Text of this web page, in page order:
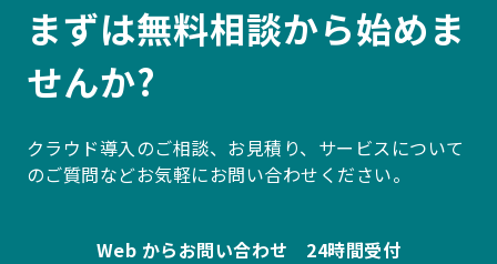
まずは無料相談から始めま
せんか?
クラウド導入のご相談、お見積り、サービスについて
のご質問などお気軽にお問い合わせください。
Web からお問い合わせ 24時間受付